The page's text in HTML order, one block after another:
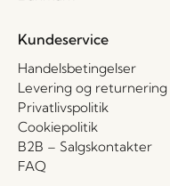
Kundeservice
Handelsbetingelser
Levering og returnering
Privatlivspolitik
Cookiepolitik
B2B – Salgskontakter
FAQ